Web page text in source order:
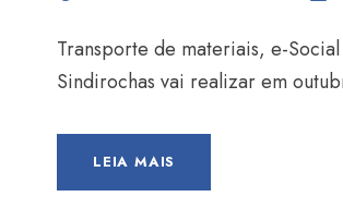
Transporte de materiais, e-
Sindirochas vai realizar em
LEIA MAIS